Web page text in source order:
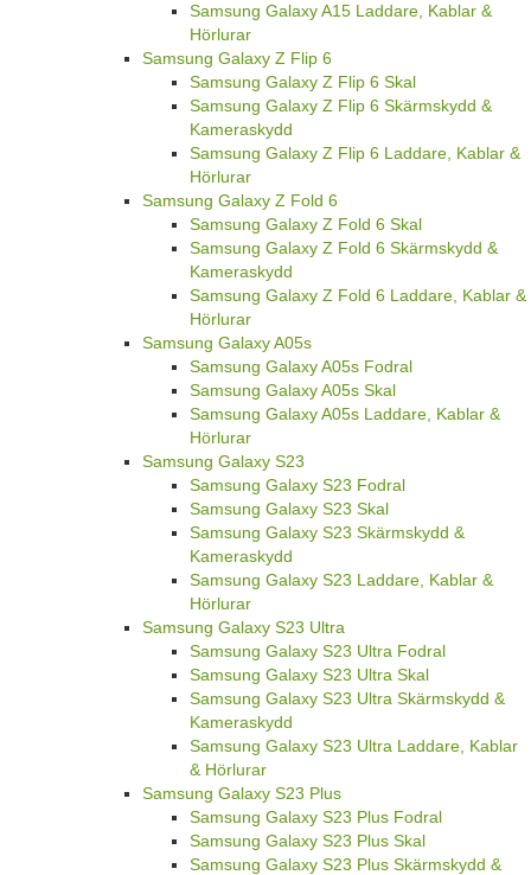
Samsung Galaxy A15 Laddare, Kablar &
Hörlurar
Samsung Galaxy Z Flip 6
Samsung Galaxy Z Flip 6 Skal
Samsung Galaxy Z Flip 6 Skärmskydd &
Kameraskydd
Samsung Galaxy Z Flip 6 Laddare, Kablar &
Hörlurar
Samsung Galaxy Z Fold 6
Samsung Galaxy Z Fold 6 Skal
Samsung Galaxy Z Fold 6 Skärmskydd &
Kameraskydd
Samsung Galaxy Z Fold 6 Laddare, Kablar &
Hörlurar
Samsung Galaxy A05s
Samsung Galaxy A05s Fodral
Samsung Galaxy A05s Skal
Samsung Galaxy A05s Laddare, Kablar &
Hörlurar
Samsung Galaxy S23
Samsung Galaxy S23 Fodral
Samsung Galaxy S23 Skal
Samsung Galaxy S23 Skärmskydd &
Kameraskydd
Samsung Galaxy S23 Laddare, Kablar &
Hörlurar
Samsung Galaxy S23 Ultra
Samsung Galaxy S23 Ultra Fodral
Samsung Galaxy S23 Ultra Skal
Samsung Galaxy S23 Ultra Skärmskydd &
Kameraskydd
Samsung Galaxy S23 Ultra Laddare, Kablar
& Hörlurar
Samsung Galaxy S23 Plus
Samsung Galaxy S23 Plus Fodral
Samsung Galaxy S23 Plus Skal
Samsung Galaxy S23 Plus Skärmskydd &